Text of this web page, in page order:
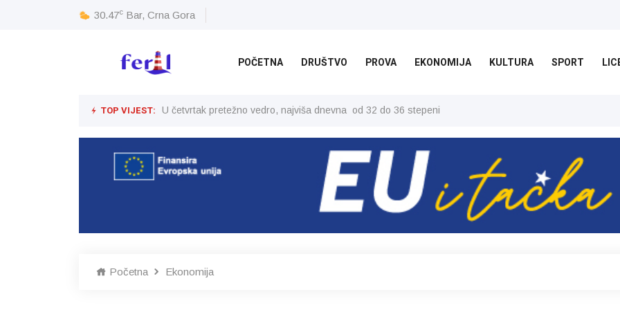
30.47c Bar, Crna Gora
POČETNA DRUŠTVO PROVA EKONOMIJA KULTURA SPORT
TOP VIJEST: U četvrtak pretežno vedro, najviša dnevna od 32 do 36 stepeni
Početna Ekonomija